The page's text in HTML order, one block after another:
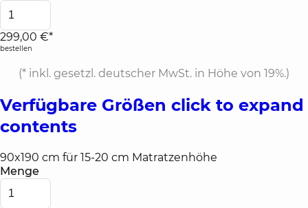
299,00 €*
bestellen
(* inkl. gesetzl. deutscher MwSt. in Höhe von 19%.)
Verfügbare Größen click to expand
contents
90x190 cm für 15-20 cm Matratzenhöhe
Menge